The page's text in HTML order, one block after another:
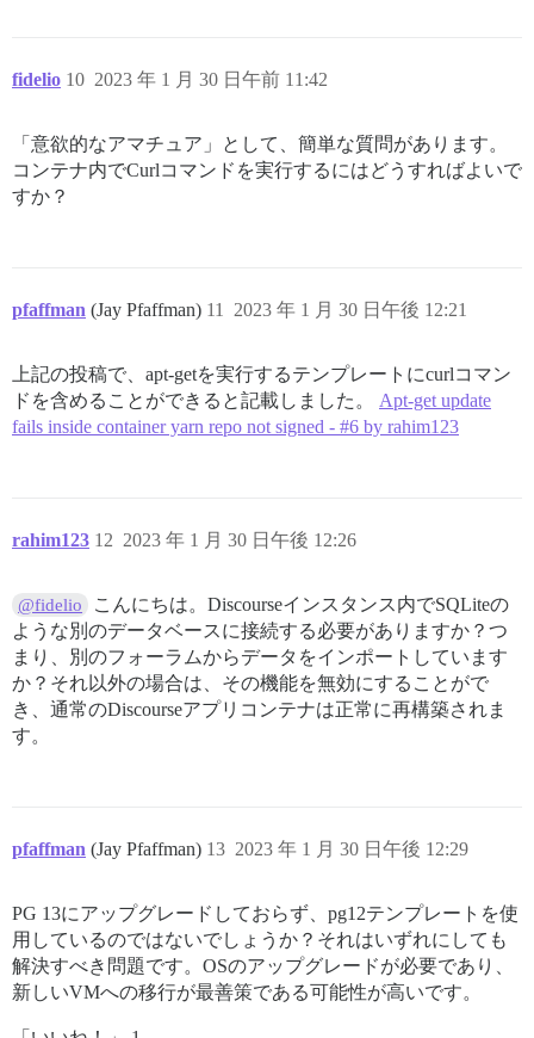
fidelio 2023 年 1 月 30 日午前 11:42
10
「意欲的なアマチュア」として、簡単な質問があります。
コンテナ内でCurlコマンドを実行するにはどうすればよいで
すか？
pfaffman (Jay Pfaffman) 2023 年 1 月 30 日午後 12:21
11
上記の投稿で、apt-getを実行するテンプレートにcurlコマン
ドを含めることができると記載しました。 Apt-get update
fails inside container yarn repo not signed - #6 by rahim123
rahim123 2023 年 1 月 30 日午後 12:26
12
@fidelio
こんにちは。Discourseインスタンス内でSQLiteの
ような別のデータベースに接続する必要がありますか？つ
まり、別のフォーラムからデータをインポートしています
か？それ以外の場合は、その機能を無効にすることがで
き、通常のDiscourseアプリコンテナは正常に再構築されま
す。
pfaffman (Jay Pfaffman) 2023 年 1 月 30 日午後 12:29
13
PG 13にアップグレードしておらず、pg12テンプレートを使
用しているのではないでしょうか？それはいずれにしても
解決すべき問題です。OSのアップグレードが必要であり、
新しいVMへの移行が最善策である可能性が高いです。